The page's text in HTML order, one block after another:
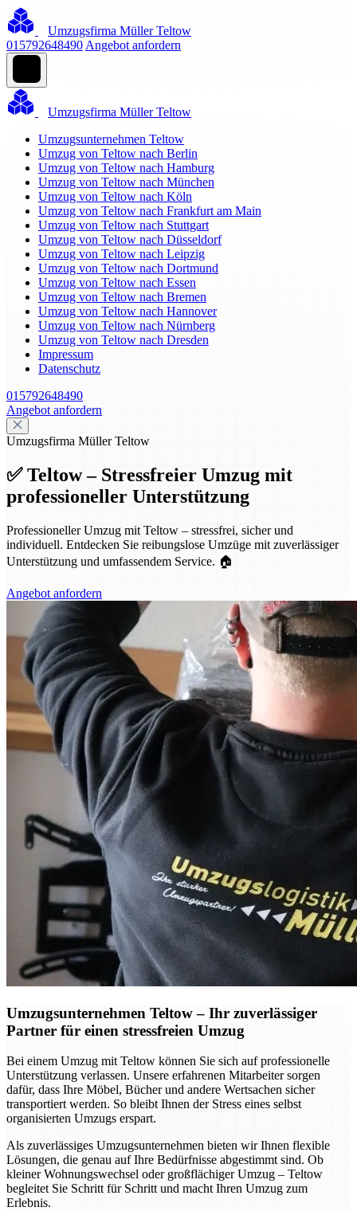
Umzugsfirma Müller Teltow
015792648490 Angebot anfordern
Umzugsfirma Müller Teltow
Umzugsunternehmen Teltow
Umzug von Teltow nach Berlin
Umzug von Teltow nach Hamburg
Umzug von Teltow nach München
Umzug von Teltow nach Köln
Umzug von Teltow nach Frankfurt am Main
Umzug von Teltow nach Stuttgart
Umzug von Teltow nach Düsseldorf
Umzug von Teltow nach Leipzig
Umzug von Teltow nach Dortmund
Umzug von Teltow nach Essen
Umzug von Teltow nach Bremen
Umzug von Teltow nach Hannover
Umzug von Teltow nach Nürnberg
Umzug von Teltow nach Dresden
Impressum
Datenschutz
015792648490
Angebot anfordern
Umzugsfirma Müller Teltow
✅ Teltow – Stressfreier Umzug mit
professioneller Unterstützung
Professioneller Umzug mit Teltow – stressfrei, sicher und
individuell. Entdecken Sie reibungslose Umzüge mit zuverlässiger
Unterstützung und umfassendem Service. 🏠
Angebot anfordern
Umzugsunternehmen Teltow – Ihr zuverlässiger
Partner für einen stressfreien Umzug
Bei einem Umzug mit Teltow können Sie sich auf professionelle
Unterstützung verlassen. Unsere erfahrenen Mitarbeiter sorgen
dafür, dass Ihre Möbel, Bücher und andere Wertsachen sicher
transportiert werden. So bleibt Ihnen der Stress eines selbst
organisierten Umzugs erspart.
Als zuverlässiges Umzugsunternehmen bieten wir Ihnen flexible
Lösungen, die genau auf Ihre Bedürfnisse abgestimmt sind. Ob
kleiner Wohnungswechsel oder großflächiger Umzug – Teltow
begleitet Sie Schritt für Schritt und macht Ihren Umzug zum
Erlebnis.